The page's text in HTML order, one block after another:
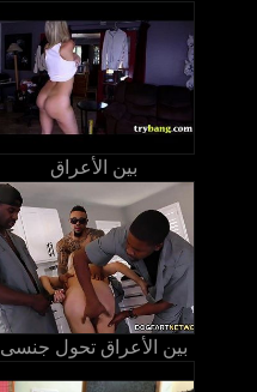
بين الأعراق
بين الأعراق تحول جنسى